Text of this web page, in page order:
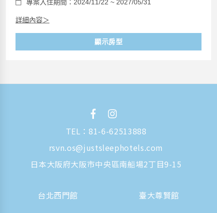
專案入住期間：2024/11/22 ~ 2027/05/31
詳細內容＞
顯示房型
TEL：81-6-62513888
rsvn.os@justsleephotels.com
日本大阪府大阪市中央區南船場2丁目9-15
台北西門館 臺大尊賢館